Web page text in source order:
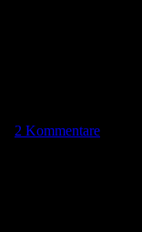
2 Kommentare